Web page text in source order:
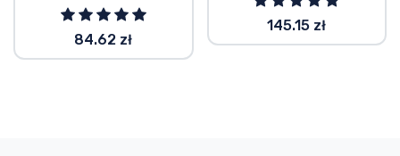
84.62 zł
145.15 zł